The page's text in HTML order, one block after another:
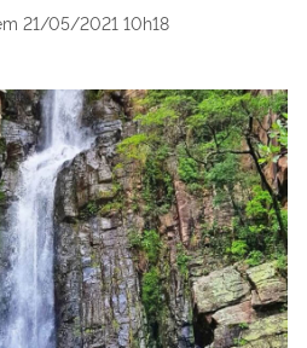
21/05/2021 10h18